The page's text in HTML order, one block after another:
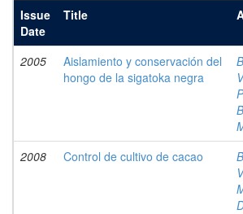
Issue
Date
Title
2005
Aislamiento y conservación del
hongo de la sigatoka negra
2008
Control de cultivo de cacao